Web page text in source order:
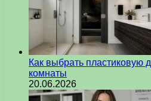
Как выбрать пластиковую
комнаты
20.06.2026